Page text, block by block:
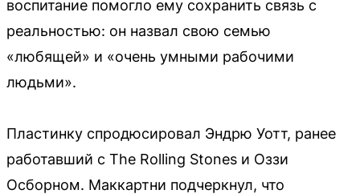
воспитание помогло ему сохранить связь с
реальностью: он назвал свою семью
«любящей» и «очень умными рабочими
людьми».
Пластинку спродюсировал Эндрю Уотт, ранее
работавший с The Rolling Stones и Оззи
Осборном. Маккартни подчеркнул, что